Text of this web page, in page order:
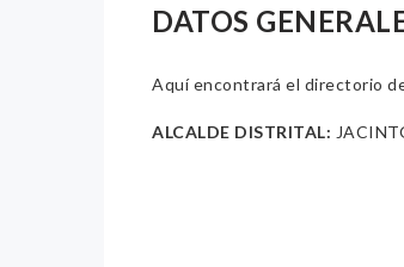
DATOS
Aquí encontrará el directorio
ALCALDE DISTRITAL: